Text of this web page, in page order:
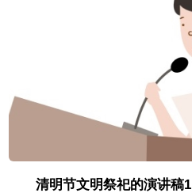
清明节文明祭祀的演讲稿1